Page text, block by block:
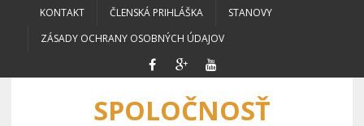
KONTAKT ČLENSKÁ PRIHLÁŠKA
STANOVY
ZÁSADY OCHRANY OSOBNÝCH ÚDAJOV
SPOLOČNOSŤ